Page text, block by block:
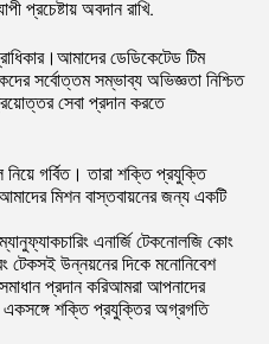
প্রচেষ্টায় অবদান রাখি.
ডেডিকেটেড টিম
সর্বোত্তম সম্ভাব্য অভিজ্ঞতা নিশ্চিত
সেবা প্রদান করতে
গর্বিত। তারা শক্তি প্রযুক্তি
মিশন বাস্তবায়নের জন্য একটি
এনার্জি টেকনোলজি কোং
টেকসই উন্নয়নের দিকে মনোনিবেশ
প্রদান করিআমরা আপনাদের
একসঙ্গে শক্তি প্রযুক্তির অগ্রগতি